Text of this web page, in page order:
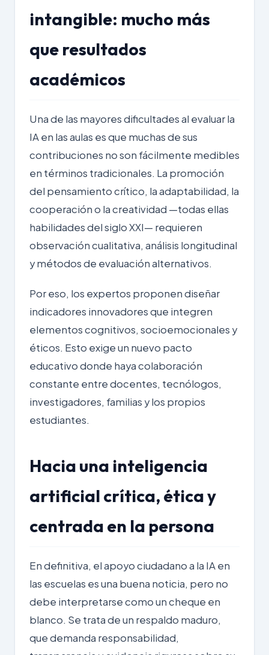
intangible: mucho más
que resultados
académicos
Una de las mayores dificultades al evaluar la
IA en las aulas es que muchas de sus
contribuciones no son fácilmente medibles
en términos tradicionales. La promoción
del pensamiento crítico, la adaptabilidad, la
cooperación o la creatividad —todas ellas
habilidades del siglo XXI— requieren
observación cualitativa, análisis longitudinal
y métodos de evaluación alternativos.
Por eso, los expertos proponen diseñar
indicadores innovadores que integren
elementos cognitivos, socioemocionales y
éticos. Esto exige un nuevo pacto
educativo donde haya colaboración
constante entre docentes, tecnólogos,
investigadores, familias y los propios
estudiantes.
Hacia una inteligencia
artificial crítica, ética y
centrada en la persona
En definitiva, el apoyo ciudadano a la IA en
las escuelas es una buena noticia, pero no
debe interpretarse como un cheque en
blanco. Se trata de un respaldo maduro,
que demanda responsabilidad,